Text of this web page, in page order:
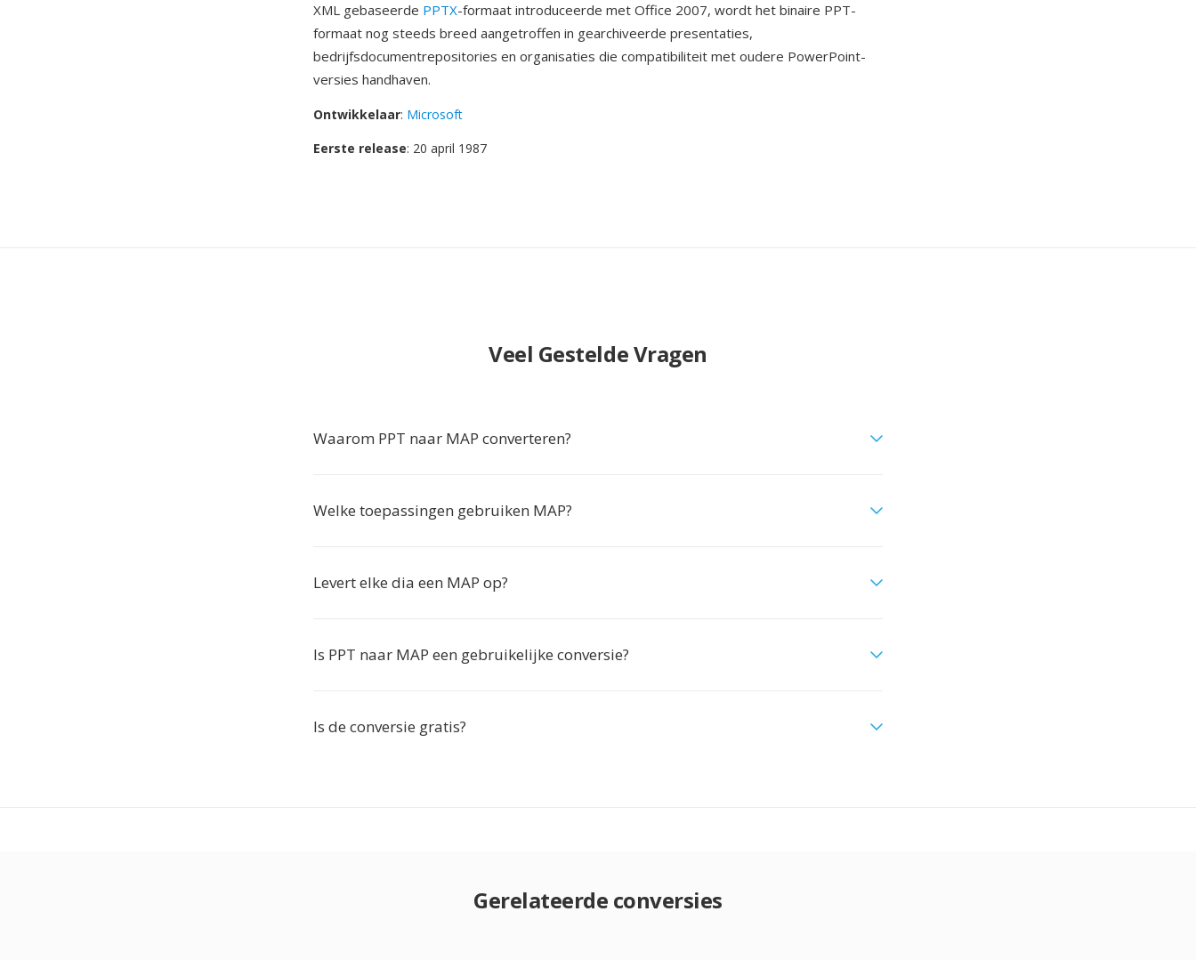
XML gebaseerde PPTX-formaat introduceerde met Office 2007, wordt het binaire PPT-
formaat nog steeds breed aangetroffen in gearchiveerde presentaties,
bedrijfsdocumentrepositories en organisaties die compatibiliteit met oudere PowerPoint-
versies handhaven.
Ontwikkelaar: Microsoft
Eerste release: 20 april 1987
Veel Gestelde Vragen
Waarom PPT naar MAP converteren?
Welke toepassingen gebruiken MAP?
Levert elke dia een MAP op?
Is PPT naar MAP een gebruikelijke conversie?
Is de conversie gratis?
Gerelateerde conversies